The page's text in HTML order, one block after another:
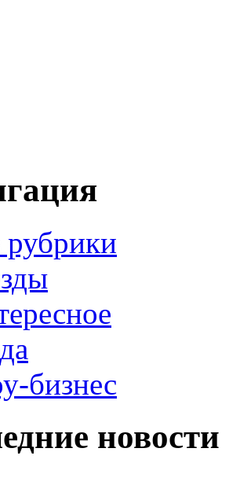
рубрики
бизнес
новости